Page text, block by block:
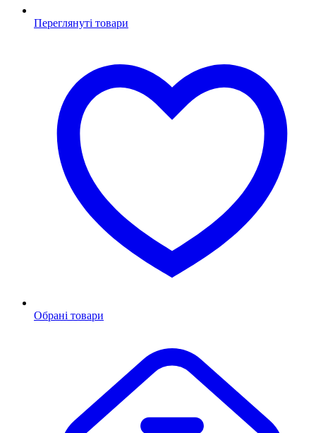
Переглянуті товари
Обрані товари